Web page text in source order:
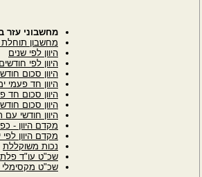
מחשבוני עזר
מחשבון תוחלת
היוון לפי שנים
היוון לפי חודשים
היוון סכום
היוון חד פעמי
היוון סכום חד
היוון סכום
היוון חודשי עם
מקדם היוון -
מקדם היוון לפי
נכות משוקללת
שכ"ט עו"ד
שכ"ט